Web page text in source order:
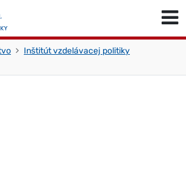
Inštitút vzdelávacej politiky